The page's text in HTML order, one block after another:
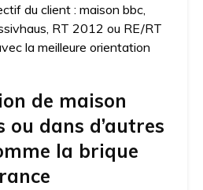
du client : maison bbc,
RT 2012 ou RE/RT
la meilleure orientation
de maison
ou dans d’autres
la brique